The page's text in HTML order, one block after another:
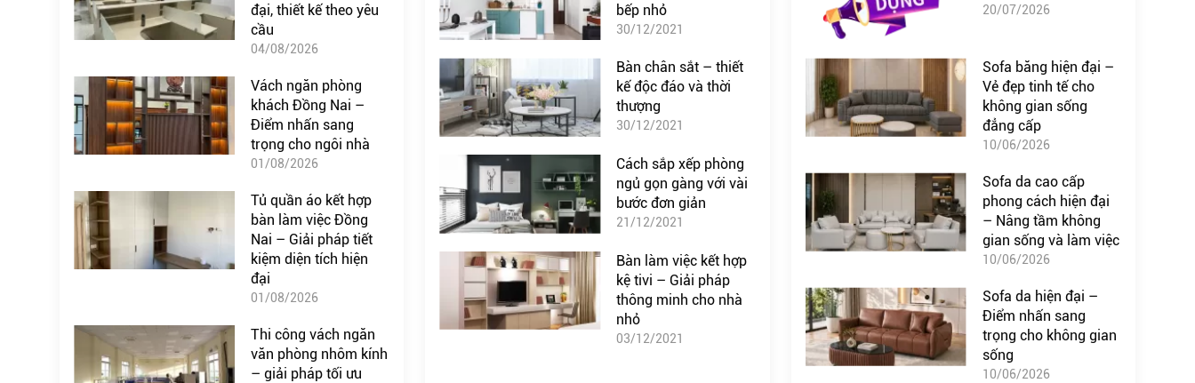
đại, thiết kế theo yêu
cầu
04/08/2026
Vách ngăn phòng
khách Đồng Nai –
Điểm nhấn sang
trọng cho ngôi nhà
01/08/2026
Tủ quần áo kết hợp
bàn làm việc Đồng
Nai – Giải pháp tiết
kiệm diện tích hiện
đại
01/08/2026
Thi công vách ngăn
văn phòng nhôm kính
– giải pháp tối ưu
bếp nhỏ
30/12/2021
Bàn chân sắt – thiết
kế độc đáo và thời
thượng
30/12/2021
Cách sắp xếp phòng
ngủ gọn gàng với vài
bước đơn giản
21/12/2021
Bàn làm việc kết hợp
kệ tivi – Giải pháp
thông minh cho nhà
nhỏ
03/12/2021
20/07/2026
Sofa băng hiện đại –
Vẻ đẹp tinh tế cho
không gian sống
đẳng cấp
10/06/2026
Sofa da cao cấp
phong cách hiện đại
– Nâng tầm không
gian sống và làm việc
10/06/2026
Sofa da hiện đại –
Điểm nhấn sang
trọng cho không gian
sống
10/06/2026